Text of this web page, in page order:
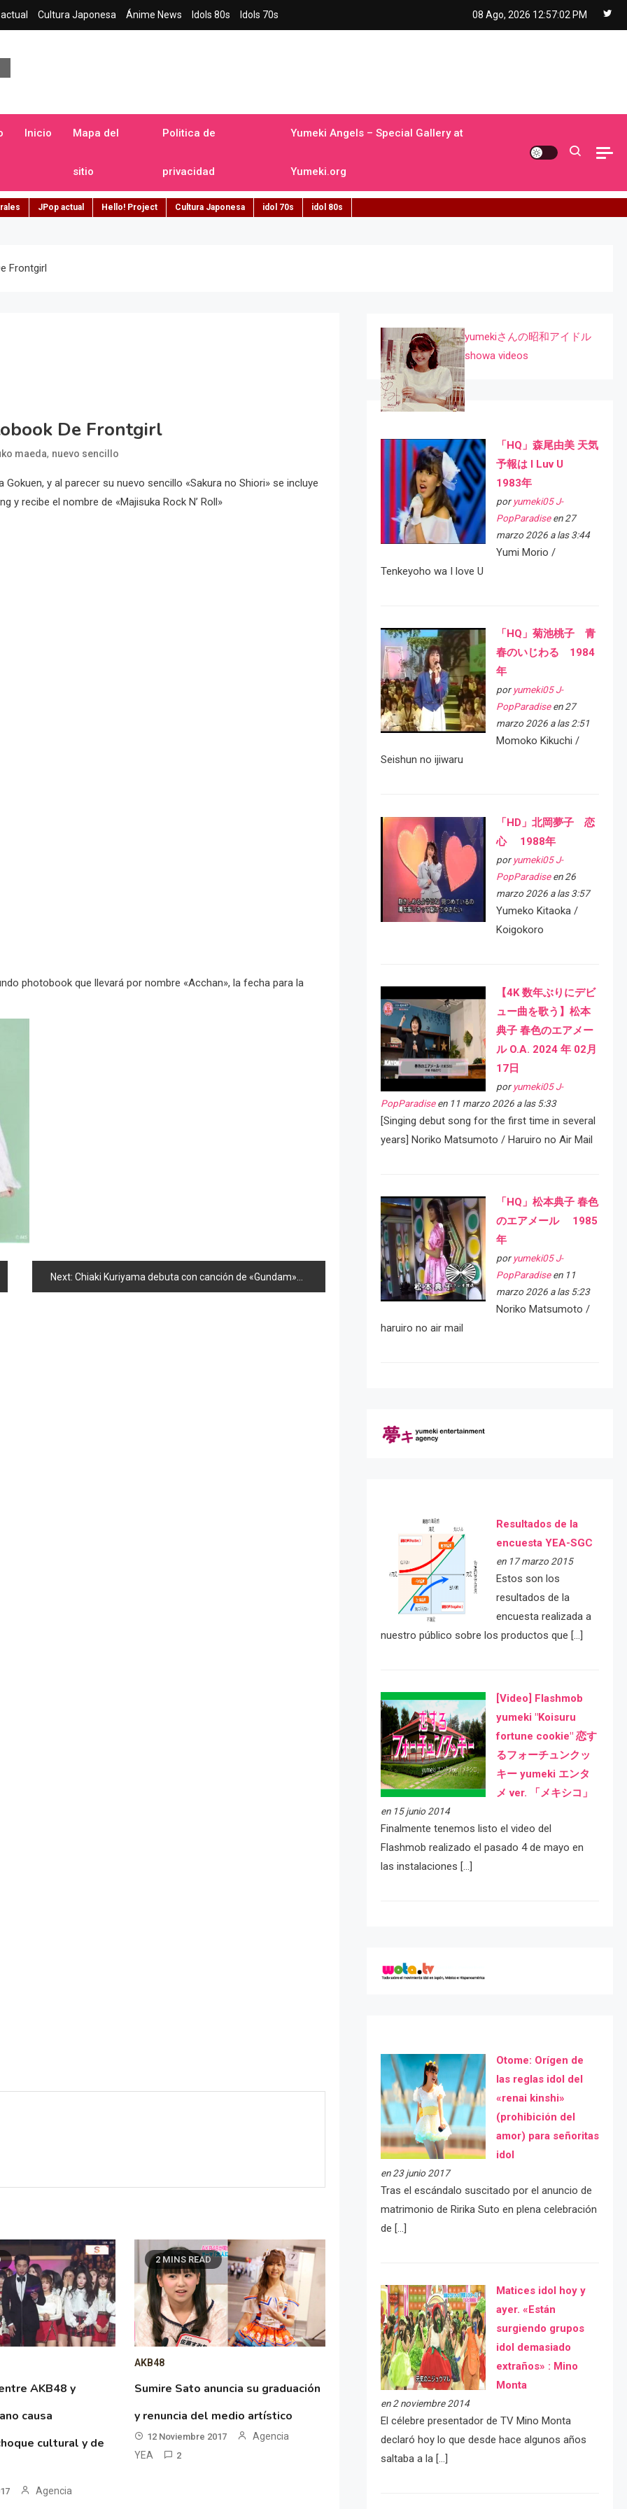
Cultura Japonesa Ánime News Idols 80s Idols 70s 08 Ago, 2026 12:57:03 PM
Inicio Mapa del
sitio
Politica de
privacidad
Yumeki Angels – Special Gallery at
Yumeki.org
JPop actual Hello! Project Cultura Japonesa idol 70s idol 80s
Frontgirl
De Frontgirl
maeda, nuevo sencillo
y al parecer su nuevo sencillo «Sakura no Shiori» se incluye
y recibe el nombre de «Majisuka Rock N’ Roll»
photobook que llevará por nombre «Acchan», la fecha para la
Next: Chiaki Kuriyama debuta con canción de «Gundam»
AKB48 y
causa
cultural y de
Agencia
2 MINS READ
AKB48
Sumire Sato anuncia su graduación
y renuncia del medio artístico
12 Noviembre 2017
Agencia
YEA
2
yumekiさんの昭和アイドル
showa videos
「HQ」森尾由美 天気
予報は I Luv U
1983年
por yumeki05 J-
PopParadiseen 27
marzo 2026 a las 3:44
Yumi Morio /
Tenkeyoho wa I love U
「HQ」菊池桃子 青
春のいじわる 1984
年
por yumeki05 J-
PopParadiseen 27
marzo 2026 a las 2:51
Momoko Kikuchi /
Seishun no ijiwaru
「HD」北岡夢子 恋
心 1988年
por yumeki05 J-
PopParadiseen 26
marzo 2026 a las 3:57
Yumeko Kitaoka /
Koigokoro
【4K 数年ぶりにデビ
ュー曲を歌う】松本
典子 春色のエアメー
ル O.A. 2024 年 02月
17日
por yumeki05 J-
PopParadiseen 11 marzo 2026 a las 5:33
[Singing debut song for the first time in several
years] Noriko Matsumoto / Haruiro no Air Mail
「HQ」松本典子 春色
のエアメール 1985
年
por yumeki05 J-
PopParadiseen 11
marzo 2026 a las 5:23
Noriko Matsumoto /
haruiro no air mail
Resultados de la
encuesta YEA-SGC
en 17 marzo 2015
Estos son los
resultados de la
encuesta realizada a
nuestro público sobre los productos que […]
[Video] Flashmob
yumeki "Koisuru
fortune cookie" 恋す
るフォーチュンクッ
キー yumeki エンタ
メ ver. 「メキシコ」
en 15 junio 2014
Finalmente tenemos listo el video del
Flashmob realizado el pasado 4 de mayo en
las instalaciones […]
Otome: Orígen de
las reglas idol del
«renai kinshi»
(prohibición del
amor) para señoritas
idol
en 23 junio 2017
Tras el escándalo suscitado por el anuncio de
matrimonio de Ririka Suto en plena celebración
de […]
Matices idol hoy y
ayer. «Están
surgiendo grupos
idol demasiado
extraños» : Mino
Monta
en 2 noviembre 2014
El célebre presentador de TV Mino Monta
declaró hoy lo que desde hace algunos años
saltaba a la […]